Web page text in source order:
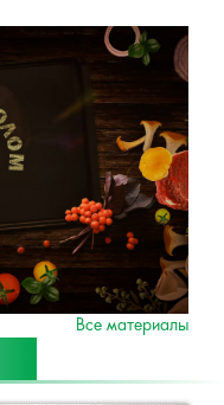
Все материалы